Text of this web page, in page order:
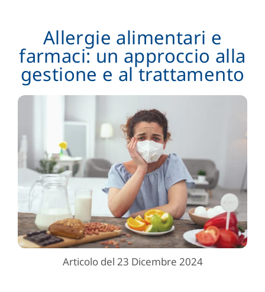
Allergie alimentari e
farmaci: un approccio alla
gestione e al trattamento
Articolo del 23 Dicembre 2024